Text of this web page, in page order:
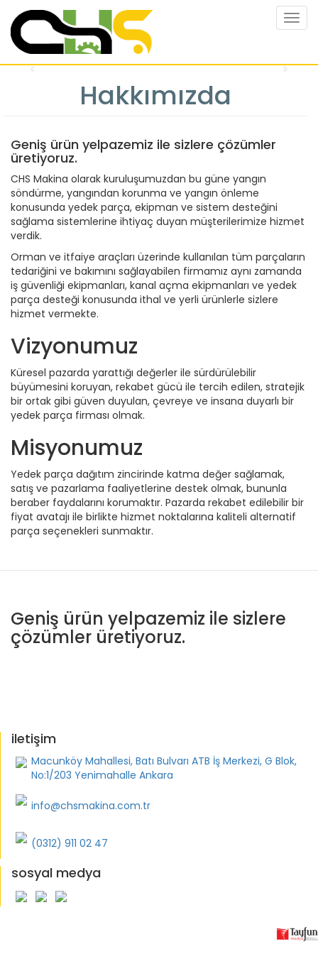
içeriğe‹ ›
Hakkımızda
Geniş ürün yelpazemiz ile sizlere çözümler
üretiyoruz.
CHS Makina olarak kuruluşumuzdan bu güne yangın
söndürme, yangından korunma ve yangın önleme
konusunda yedek parça, ekipman ve sistem desteğini
sağlama sistemlerine ihtiyaç duyan müşterilerimize hizmet
verdik.
Orman ve itfaiye araçları üzerinde kullanılan tüm parçaların
tedariğini ve bakımını sağlayabilen firmamız aynı zamanda
iş güvenliği ekipmanları, kanal açma ekipmanları ve yedek
parça desteği konusunda ithal ve yerli ürünlerle sizlere
hizmet vermekte.
Vizyonumuz
Küresel pazarda yarattığı değerler ile sürdürülebilir
büyümesini koruyan, rekabet gücü ile tercih edilen, stratejik
bir ortak gibi güven duyulan, çevreye ve insana duyarlı bir
yedek parça firması olmak.
Misyonumuz
Yedek parça dağıtım zincirinde katma değer sağlamak,
satış ve pazarlama faaliyetlerine destek olmak, bununla
beraber faydalarını korumaktır. Pazarda rekabet edilebilir bir
fiyat avatajı ile birlikte hizmet noktalarına kaliteli alternatif
parça seçenekleri sunmaktır.
Geniş ürün yelpazemiz ile sizlere
çözümler üretiyoruz.
iletişim
Macunköy Mahallesi, Batı Bulvarı ATB İş Merkezi, G Blok,
No:1/203 Yenimahalle Ankara
info@chsmakina.com.tr
(0312) 911 02 47
sosyal medya